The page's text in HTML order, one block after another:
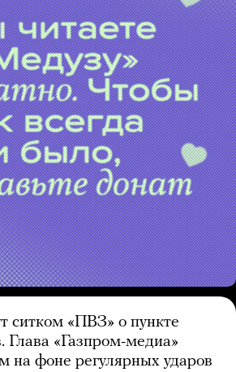
ситком «ПВЗ» о пункте
Глава «Газпром-медиа»
на фоне регулярных ударов